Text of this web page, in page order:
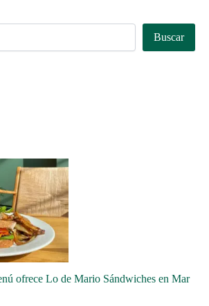
Buscar
ofrece Lo de Mario Sándwiches en Mar